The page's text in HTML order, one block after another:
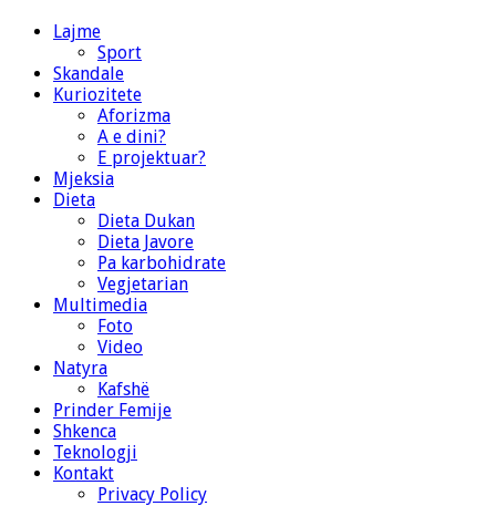
Lajme
Sport
Skandale
Kuriozitete
Aforizma
A e dini?
E projektuar?
Mjeksia
Dieta
Dieta Dukan
Dieta Javore
Pa karbohidrate
Vegjetarian
Multimedia
Foto
Video
Natyra
Kafshë
Prinder Femije
Shkenca
Teknologji
Kontakt
Privacy Policy